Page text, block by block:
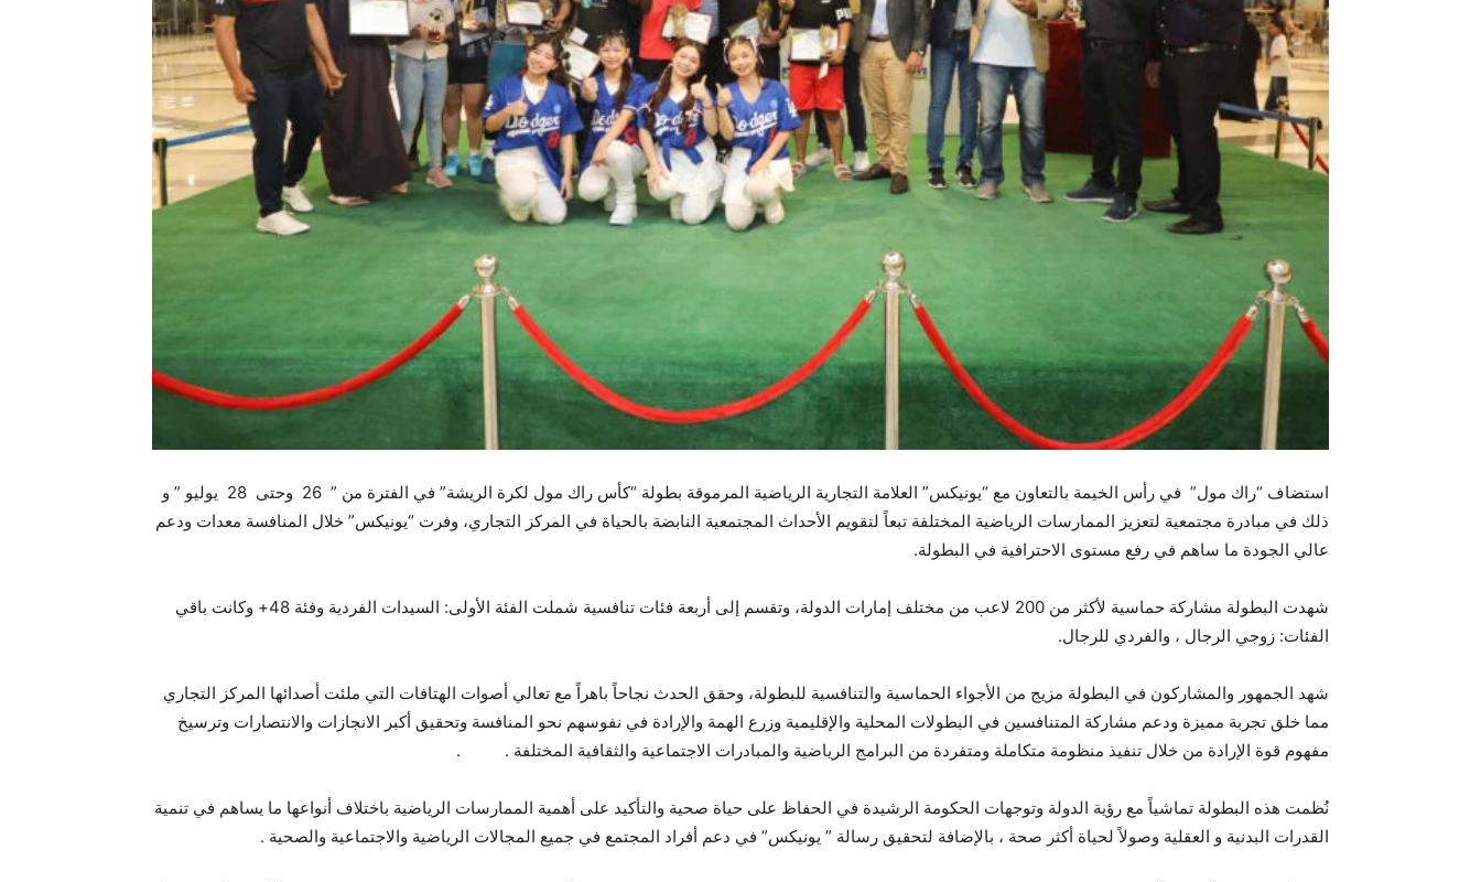
استضاف “راك مول” في رأس الخيمة بالتعاون مع “يونيكس” العلامة التجارية الرياضية المرموقة بطولة “كأس راك مول لكرة الريشة” في الفترة من ” 26 وحتى 28 يوليو ” و
ذلك في مبادرة مجتمعية لتعزيز الممارسات الرياضية المختلفة تبعاً لتقويم الأحداث المجتمعية النابضة بالحياة في المركز التجاري، وفرت “يونيكس” خلال المنافسة معدات ودعم
عالي الجودة ما ساهم في رفع مستوى الاحترافية في البطولة.
شهدت البطولة مشاركة حماسية لأكثر من 200 لاعب من مختلف إمارات الدولة، وتقسم إلى أربعة فئات تنافسية شملت الفئة الأولى: السيدات الفردية وفئة 48+ وكانت باقي
الفئات: زوجي الرجال ، والفردي للرجال.
شهد الجمهور والمشاركون في البطولة مزيج من الأجواء الحماسية والتنافسية للبطولة، وحقق الحدث نجاحاً باهراً مع تعالي أصوات الهتافات التي ملئت أصدائها المركز التجاري
مما خلق تجربة مميزة ودعم مشاركة المتنافسين في البطولات المحلية والإقليمية وزرع الهمة والإرادة في نفوسهم نحو المنافسة وتحقيق أكبر الانجازات والانتصارات وترسيخ
مفهوم قوة الإرادة من خلال تنفيذ منظومة متكاملة ومتفردة من البرامج الرياضية والمبادرات الاجتماعية والثقافية المختلفة . .
نُظمت هذه البطولة تماشياً مع رؤية الدولة وتوجهات الحكومة الرشيدة في الحفاظ على حياة صحية والتأكيد على أهمية الممارسات الرياضية باختلاف أنواعها ما يساهم في تنمية
القدرات البدنية و العقلية وصولاً لحياة أكثر صحة ، بالإضافة لتحقيق رسالة ” يونيكس” في دعم أفراد المجتمع في جميع المجالات الرياضية والاجتماعية والصحية .